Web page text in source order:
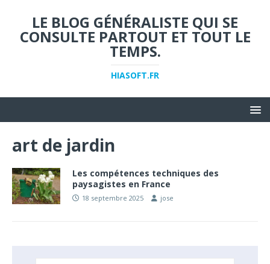
LE BLOG GÉNÉRALISTE QUI SE
CONSULTE PARTOUT ET TOUT LE
TEMPS.
HIASOFT.FR
art de jardin
Les compétences techniques des
paysagistes en France
18 septembre 2025 jose